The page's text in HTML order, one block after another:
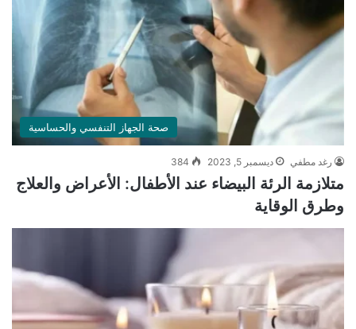
صحة الجهاز التنفسي والحساسية
رغد مطفي ديسمبر 5, 2023 384
متلازمة الرئة البيضاء عند الأطفال: الأعراض والعلاج
وطرق الوقاية